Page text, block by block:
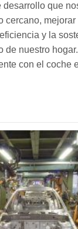
desarrollo que
cercano, mejorar
y la
de nuestro
con el coche